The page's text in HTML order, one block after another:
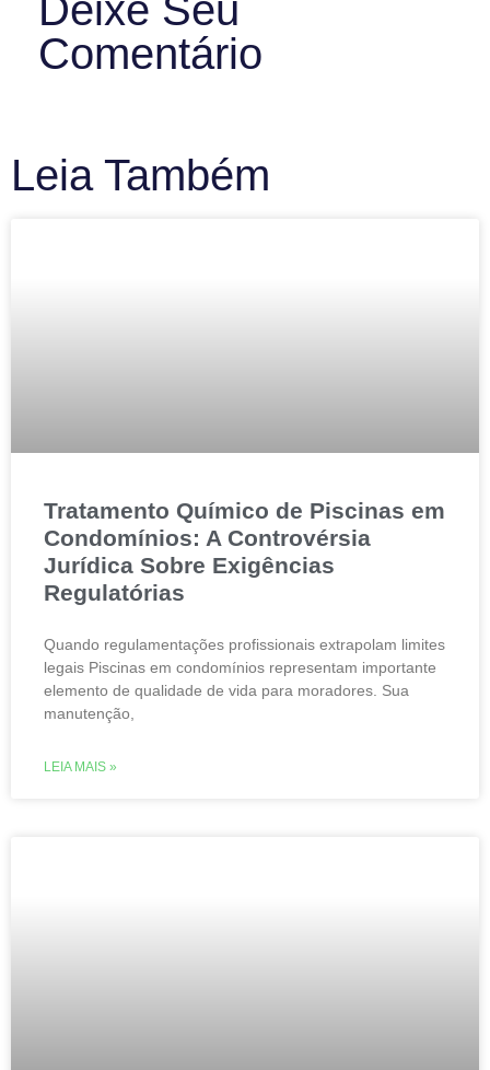
Deixe Seu
Comentário
Leia Também
Tratamento Químico de Piscinas em
Condomínios: A Controvérsia
Jurídica Sobre Exigências
Regulatórias
Quando regulamentações profissionais extrapolam limites
legais Piscinas em condomínios representam importante
elemento de qualidade de vida para moradores. Sua
manutenção,
LEIA MAIS »